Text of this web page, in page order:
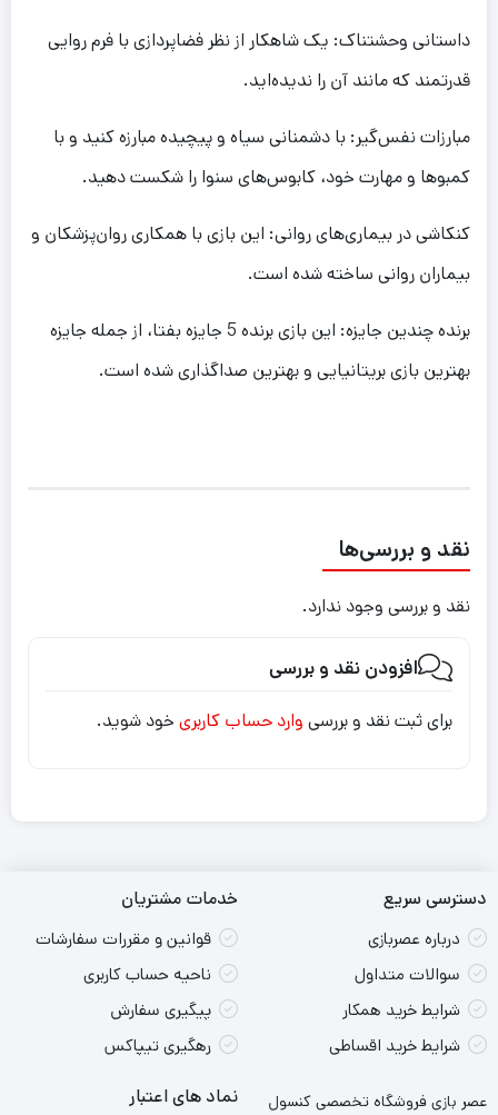
داستانی وحشتناک: یک شاهکار از نظر فضاپردازی با فرم روایی
قدرتمند که مانند آن را ندیده‌اید.
مبارزات نفس‌گیر: با دشمنانی سیاه و پیچیده مبارزه کنید و با
کمبوها و مهارت خود، کابوس‌های سنوا را شکست دهید.
کنکاشی در بیماری‌های روانی: این بازی با همکاری روان‌پزشکان و
بیماران روانی ساخته شده است.
برنده چندین جایزه: این بازی برنده 5 جایزه بفتا، از جمله جایزه
بهترین بازی بریتانیایی و بهترین صداگذاری شده است.
نقد و بررسی‌ها
نقد و بررسی وجود ندارد.
افزودن نقد و بررسی
برای ثبت نقد و بررسی وارد حساب کاربری خود شوید.
دسترسی سریع
درباره عصربازی
سوالات متداول
شرایط خرید همکار
شرایط خرید اقساطی
خدمات مشتریان
قوانین و مقررات سفارشات
ناحیه حساب کاربری
پیگیری سفارش
رهگیری تیپاکس
عصر بازی فروشگاه تخصصی کنسول
نماد های اعتبار